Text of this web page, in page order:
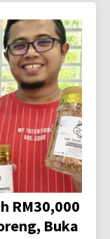
RM30,000
Buka